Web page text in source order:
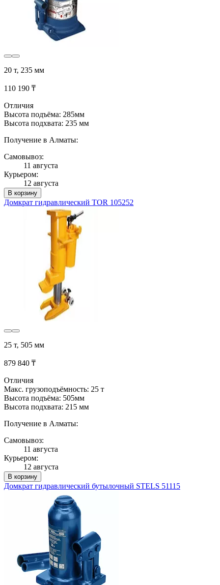
20 т, 235 мм
110 190 ₸
Отличия
Высота подъёма: 285мм
Высота подхвата: 235 мм
Получение в Алматы:
Самовывоз:
11 августа
Курьером:
12 августа
В корзину
Домкрат гидравлический TOR 105252
25 т, 505 мм
879 840 ₸
Отличия
Макс. грузоподъёмность: 25 т
Высота подъёма: 505мм
Высота подхвата: 215 мм
Получение в Алматы:
Самовывоз:
11 августа
Курьером:
12 августа
В корзину
Домкрат гидравлический бутылочный STELS 51115